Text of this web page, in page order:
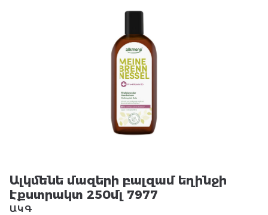
Ալկմենե մազերի բալզամ եղինջի
էքստրակտ 250մլ 7977
ԱԿԳ